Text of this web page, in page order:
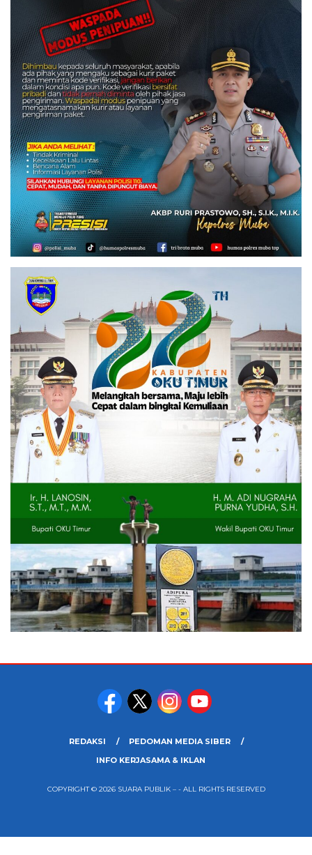
REDAKSI
PEDOMAN MEDIA SIBER
INFO KERJASAMA & IKLAN
COPYRIGHT © 2026 SUARA PUBLIK – - ALL RIGHTS RESERVED